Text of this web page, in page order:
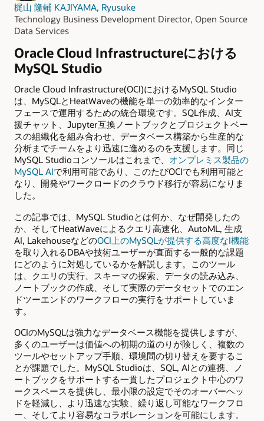
梶山 隆輔 KAJIYAMA, Ryusuke
Technology Business Development Director, Open Source
Data Services
Oracle Cloud Infrastructureにおける
MySQL Studio
Oracle Cloud Infrastructure(OCI)におけるMySQL Studio
は、MySQLとHeatWaveの機能を単一の効率的なインター
フェースで運用するための統合環境です。SQL作成、AI支
援チャット、Jupyter互換ノートブックとプロジェクトベー
スの組織化を組み合わせ、データベース構築から生産的な
分析までチームをより迅速に進めるのを支援します。同じ
MySQL Studioコンソールはこれまで、 オンプレミス製品の
MySQL AIで利用可能であり、このたびOCIでも利用可能と
なり、開発やワークロードのクラウド移行が容易になりま
した。
この記事では、MySQL Studioとは何か、なぜ開発したの
か、そしてHeatWaveによるクエリ高速化、AutoML, 生成
AI, LakehouseなどのOCI上のMySQLが提供する高度なI機能
を取り入れるDBAや技術ユーザーが直面する一般的な課題
にどのように対処しているかを解説します。このツール
は、クエリの実行、スキーマの探索、データの読み込み、
ノートブックの作成、そして実際のデータセットでのエン
ドツーエンドのワークフローの実行をサポートしていま
す。
OCIのMySQLは強力なデータベース機能を提供しますが、
多くのユーザーは価値への初期の道のりが険しく、複数の
ツールやセットアップ手順、環境間の切り替えを要するこ
とが課題でした。MySQL Studioは、SQL, AIとの連携、ノ
ートブックをサポートする一貫したプロジェクト中心のワ
ークスペースを提供し、最小限の設定でそのオーバーヘッ
ドを軽減し、より迅速な実験、繰り返し可能なワークフロ
ー、そしてより容易なコラボレーションを可能にします。